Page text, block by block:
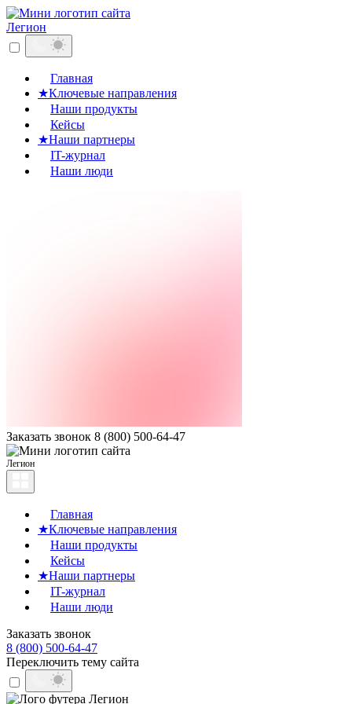
Легион
Главная
★Ключевые направления
Наши продукты
Кейсы
★Наши партнеры
IT-журнал
Наши люди
Заказать звонок 8 (800) 500-64-47
Легион
Главная
★Ключевые направления
Наши продукты
Кейсы
★Наши партнеры
IT-журнал
Наши люди
Заказать звонок
8 (800) 500-64-47
Переключить тему сайта
Легион